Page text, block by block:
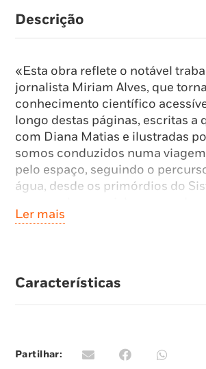
Descrição
«Esta obra reflete o notável
jornalista Miriam Alves, que
conhecimento científico
longo destas páginas, escritas a
com Diana Matias e ilustradas
somos conduzidos numa
pelo espaço, seguindo o
água, desde os primórdios do
transformações do planeta e na
Ler mais
Características
Partilhar: